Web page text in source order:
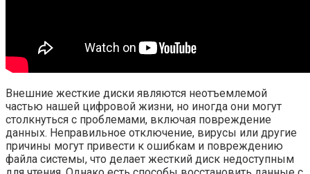
Внешние жесткие диски являются неотъемлемой
частью нашей цифровой жизни, но иногда они могут
столкнуться с проблемами, включая повреждение
данных. Неправильное отключение, вирусы или другие
причины могут привести к ошибкам и повреждению
файла системы, что делает жесткий диск недоступным